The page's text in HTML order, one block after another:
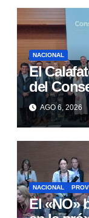
NACIONAL
El
del
del Foro
AGO 6, 2026
NACIONAL
El «NO»